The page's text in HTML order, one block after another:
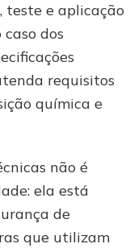
teste e aplicação
dos
requisitos
química e
não é
ela está
de
que utilizam